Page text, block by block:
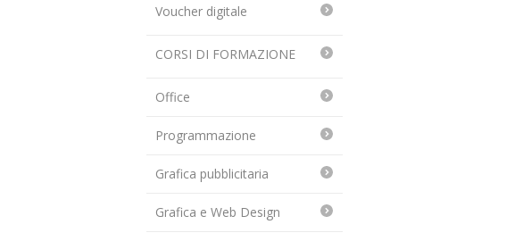
Voucher digitale
CORSI DI FORMAZIONE
Office
Programmazione
Grafica pubblicitaria
Grafica e Web Design